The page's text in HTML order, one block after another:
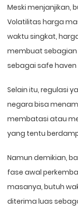
Meski menjanjikan,
Volatilitas harga
waktu singkat,
membuat
sebagai safe haven
Selain itu, regulasi
negara bisa
membatasi atau
yang tentu
Namun demikian,
fase awal
masanya, butuh
diterima luas